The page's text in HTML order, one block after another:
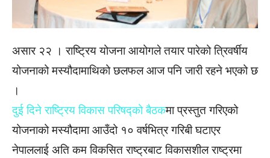
असार २२ । राष्ट्रिय योजना आयोगले तयार पारेको त्रिवर्षीय
योजनाको मस्यौदामाथिको छलफल आज पनि जारी रहने भएको छ
।
दुई दिने राष्ट्रिय विकास परिषद्को बैठकमा प्रस्तुत गरिएको
योजनाको मस्यौदामा आउँदो १० वर्षभित्र गरिबी घटाएर
नेपाललाई अति कम विकसित राष्ट्रबाट विकासशील राष्ट्रमा